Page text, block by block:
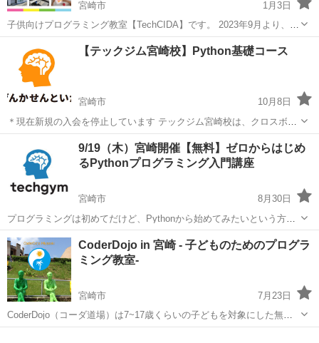
宮崎市
1月3日
子供向けプログラミング教室【TechCIDA】です。 2023年9月より、生
目地区交流センターから徒歩1分の場所に新規開校しました！
TechCIDAは現役エンジニアが教えるプログラミング教室です。
Scratch...
プログラミング キッズプログラミング
【テックジム宮崎校】Python基礎コース
宮崎市
10月8日
＊現在新規の入会を停止しています テックジム宮崎校は、クロスボー
ダー株式会社が運営しております。 【カリキュラム/コース】 ・
Python基礎コース 月額12000円で通い放題です。 http://...
プログラミング
9/19（木）宮崎開催【無料】ゼロからはじめ
るPythonプログラミング入門講座
宮崎市
8月30日
プログラミングは初めてだけど、Pythonから始めてみたいという方の
ために、無料のハンズオン開発講座をご用意いたしました。 当講座
は、東京を中心に全国ですでに2500名以上の参加者が参加している人
気講座です。 htt...
宮崎 宮崎市 プログラミング
CoderDojo in 宮崎 - 子どものためのプログラ
ミング教室-
宮崎市
7月23日
CoderDojo（コーダ道場）は7~17歳くらいの子どもを対象にした無償
のプログラミング道場です。2011年にアイルランドで始まり、世界63